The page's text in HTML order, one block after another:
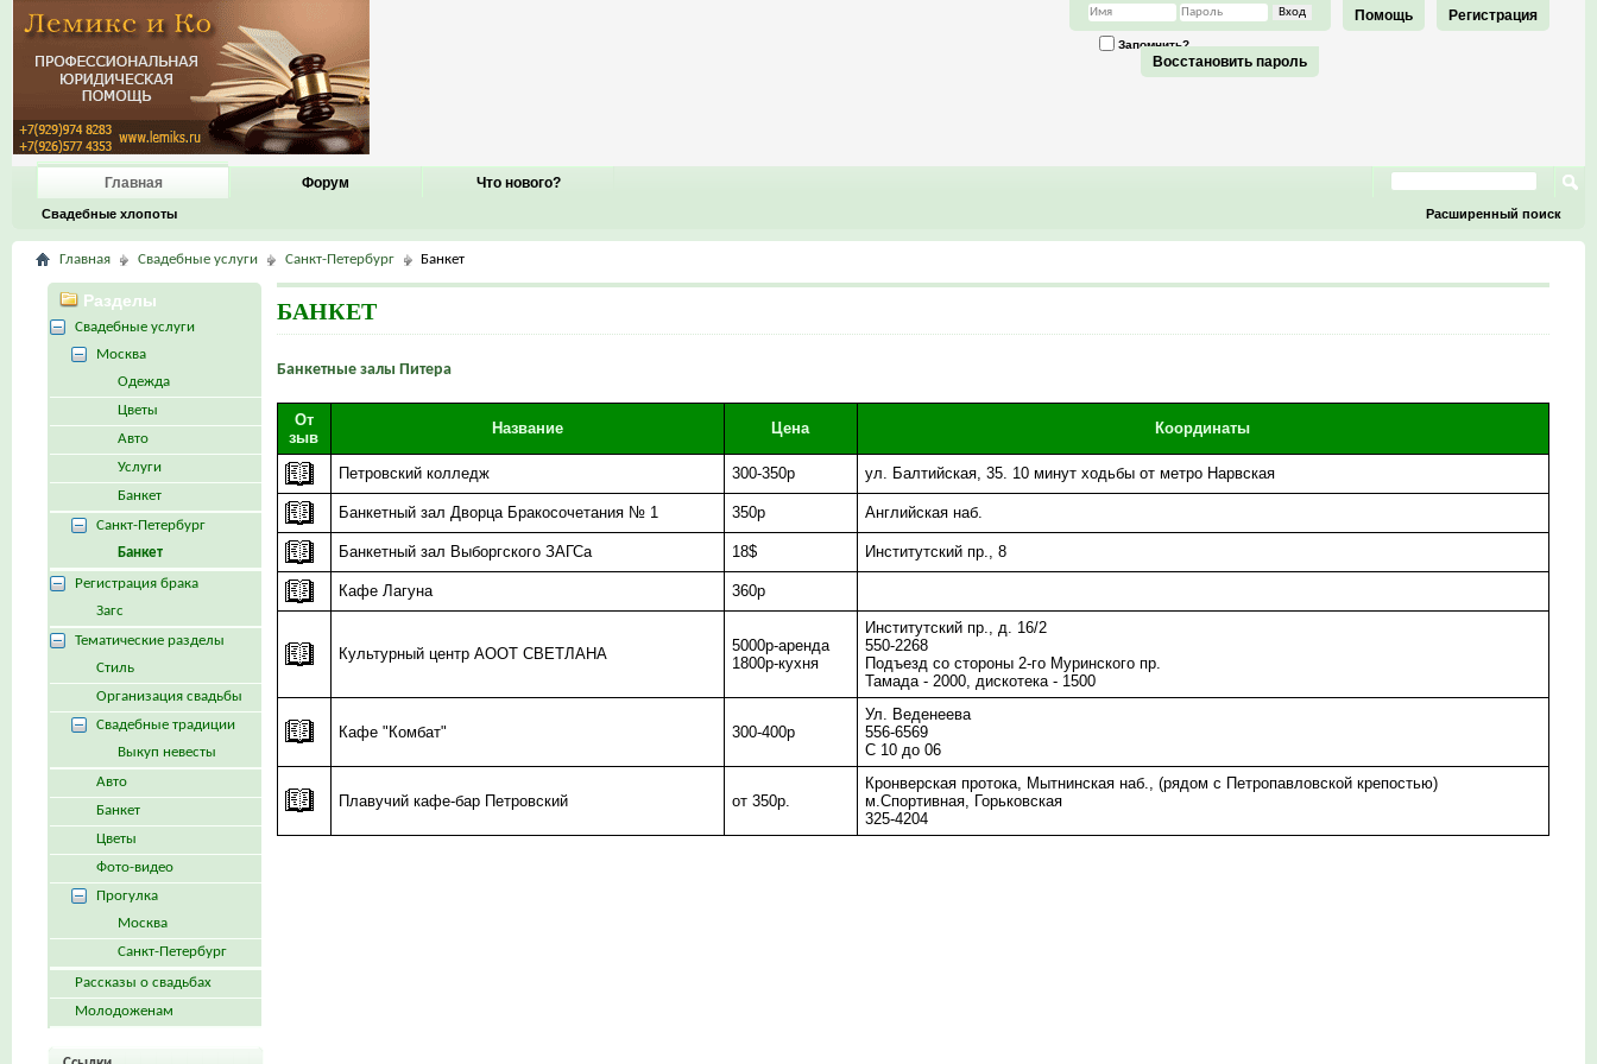
Регистрация
Помощь
Запомнить?
Восстановить пароль
Главная
Свадебные хлопоты
Форум Что нового?
Расширенный поиск
Главная Свадебные услуги Санкт-Петербург Банкет
БАНКЕТ
Банкетные залы Питера
От
зыв
Название Цена Координаты
Петровский колледж 300-350р ул. Балтийская, 35. 10 минут ходьбы от метро Нарвская
Банкетный зал Дворца Бракосочетания № 1 350р Английская наб.
Банкетный зал Выборгского ЗАГСа 18$ Институтский пр., 8
Кафе Лагуна 360р
Культурный центр АООТ СВЕТЛАНА
5000р-аренда
1800р-кухня
Институтский пр., д. 16/2
550-2268
Подъезд со стороны 2-го Муринского пр.
Тамада - 2000, дискотека - 1500
Кафе "Комбат" 300-400р
Ул. Веденеева
556-6569
С 10 до 06
Плавучий кафе-бар Петровский от 350р.
Кронверская протока, Мытнинская наб., (рядом с Петропавловской крепостью)
м.Спортивная, Горьковская
325-4204
Разделы
Свадебные услуги
Москва
Одежда
Цветы
Авто
Услуги
Банкет
Санкт-Петербург
Банкет
Регистрация брака
Загс
Тематические разделы
Стиль
Организация свадьбы
Свадебные традиции
Выкуп невесты
Авто
Банкет
Цветы
Фото-видео
Прогулка
Москва
Санкт-Петербург
Рассказы о свадьбах
Молодоженам